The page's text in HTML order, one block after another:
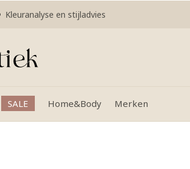
SALE Home&Body Merken
Kleuranalyse en stijladvies